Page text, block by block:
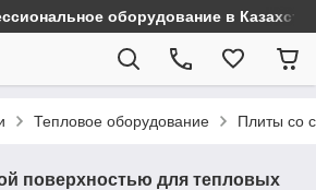
оборудование в
Тепловое оборудование Плиты со
поверхностью для тепловых